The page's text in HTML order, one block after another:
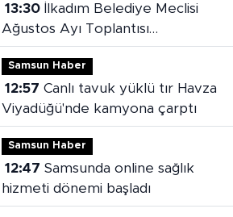
13:30İlkadım Belediye Meclisi
Ağustos Ayı Toplantısı
tamamlandı
Samsun Haber
12:57
Viyadüğü'nde kamyona çarptı
Samsun Haber
12:47
hizmeti dönemi başladı